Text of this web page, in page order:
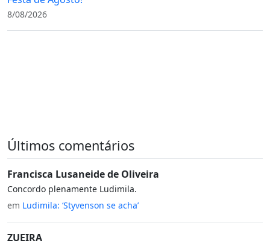
8/08/2026
Últimos comentários
Francisca Lusaneide de Oliveira
Concordo plenamente Ludimila.
em Ludimila: ‘Styvenson se acha’
ZUEIRA